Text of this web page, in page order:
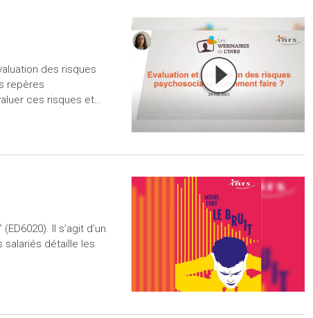
des risques
repères
ces risques et…
Il s’agit d’un
salariés détaille les